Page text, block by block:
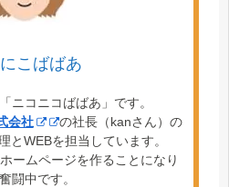
こばばあ
ニコニコばばあ」です。
会社
の社長（kanさん）の
とWEBを担当しています。
ームページを作ることになり
闘中です。